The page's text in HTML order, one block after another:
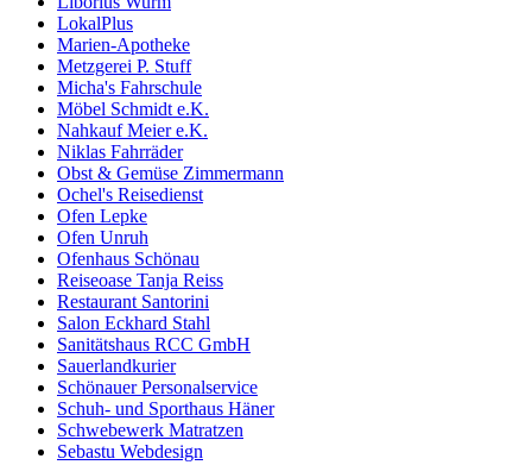
LokalPlus
Marien-Apotheke
Metzgerei P. Stuff
Micha's Fahrschule
Möbel Schmidt e.K.
Nahkauf Meier e.K.
Niklas Fahrräder
Obst & Gemüse Zimmermann
Ochel's Reisedienst
Ofen Lepke
Ofen Unruh
Ofenhaus Schönau
Reiseoase Tanja Reiss
Restaurant Santorini
Salon Eckhard Stahl
Sanitätshaus RCC GmbH
Sauerlandkurier
Schönauer Personalservice
Schuh- und Sporthaus Häner
Schwebewerk Matratzen
Sebastu Webdesign